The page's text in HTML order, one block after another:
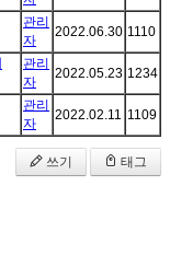
관리
자
2022.06.30 1110
관리
자
2022.05.23 1234
관리
자
2022.02.11 1109
쓰기 태그